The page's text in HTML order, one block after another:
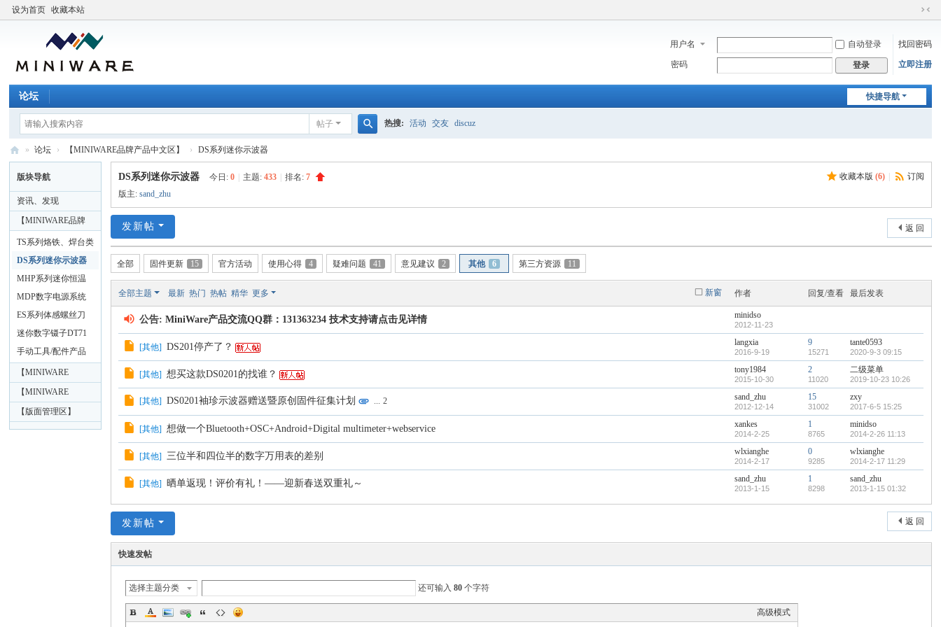
设为首页 收藏本站
切
到
窄
版
用户名 自动登录 找回密码
密码 登录 立即注册
快捷导航
论坛
帖子
索
热搜: 活动 交友 discuz
I
N
I
R
E
产
品
» 论坛 › 【MINIWARE品牌产品中文区】 › DS系列迷你示波器
版块导航
资讯、发现
【MINIWARE品牌
产品中文区】
TS系列烙铁、焊台类
产品
DS系列迷你示波器
MHP系列迷你恒温
加热台
MDP数字电源系统
ES系列体感螺丝刀
迷你数字镊子DT71
手动工具/配件产品
【MINIWARE
Products English】
【MINIWARE
Русская зона
Russian】
【版面管理区】
收藏本版 (6) 订阅
DS系列迷你示波器 今日:0 主题:433 排名:7
版主:sand_zhu
返 回
发新帖
全部 固件更新 15 官方活动 使用心得 4 疑难问题 41 意见建议 2 其他 6 第三方资源 11
新窗
全部主题 最新 热门 热帖 精华 更多 作者 回复/查看 最后发表
公告:MiniWare产品交流QQ群：131363234 技术支持请点击见详情 minidso
2012-11-23
[其他] DS201停产了？ langxia
2016-9-19
9
15271
tante0593
2020-9-3 09:15
[其他] 想买这款DS0201的找谁？ tony1984
2015-10-30
2
11020
二级菜单
2019-10-23 10:26
[其他] DS0201袖珍示波器赠送暨原创固件征集计划 ... 2 sand_zhu
2012-12-14
15
31002
zxy
2017-6-5 15:25
[其他] 想做一个Bluetooth+OSC+Android+Digital multimeter+webservice xankes
2014-2-25
1
8765
minidso
2014-2-26 11:13
[其他] 三位半和四位半的数字万用表的差别 wlxianghe
2014-2-17
0
9285
wlxianghe
2014-2-17 11:29
[其他] 晒单返现！评价有礼！——迎新春送双重礼～ sand_zhu
2013-1-15
1
8298
sand_zhu
2013-1-15 01:32
返 回
发新帖
快速发帖
选择主题分类 还可输入80 个字符
高级模式